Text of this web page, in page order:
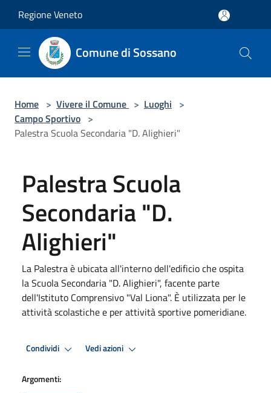
Regione Veneto
Comune di Sossano
Home > Vivere il Comune > Luoghi >
Campo Sportivo >
Palestra Scuola Secondaria "D. Alighieri"
Palestra Scuola
Secondaria "D.
Alighieri"
La Palestra è ubicata all'interno dell'edificio che ospita
la Scuola Secondaria "D. Alighieri", facente parte
dell'Istituto Comprensivo "Val Liona". È utilizzata per le
attività scolastiche e per attività sportive pomeridiane.
Condividi Vedi azioni
Argomenti: